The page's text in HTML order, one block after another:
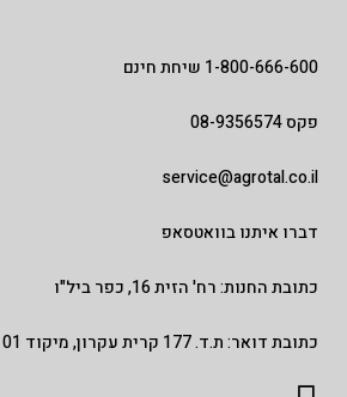
1-800-666-600 שיחת חינם
פקס 08-9356574
service@agrotal.co.il
דברו איתנו בוואטסאפ
כתובת החנות: רח' הזית 16, כפר ביל"ו
כתובת דואר: ת.ד. 177 קרית עקרון, מיקוד 7695101.